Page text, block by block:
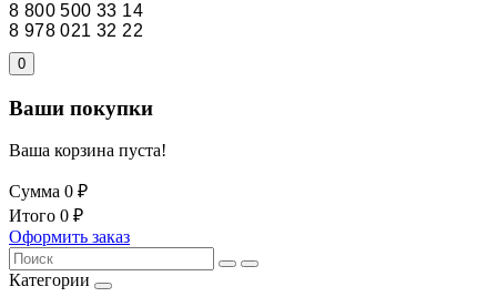
8 800 500 33 14
8 978 021 32 22
0
Ваши покупки
Ваша корзина пуста!
Сумма 0 ₽
Итого 0 ₽
Оформить заказ
Категории